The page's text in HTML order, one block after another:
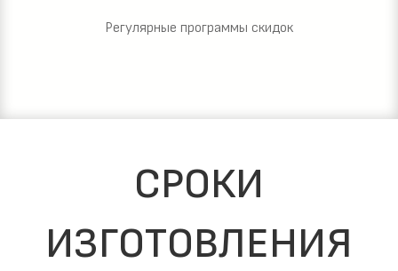
Регулярные программы скидок
СРОКИ
ИЗГОТОВЛЕНИЯ